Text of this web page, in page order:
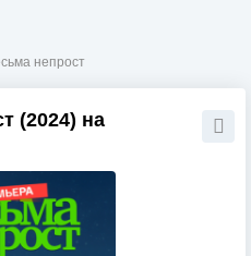
непрост
(2024) на